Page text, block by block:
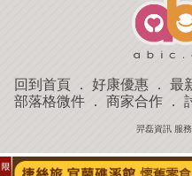
回到首頁 ． 好康優惠 ． 最
部落格微件． 商家合作．
羿磊資訊 服